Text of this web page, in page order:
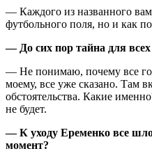
— Каждого из названного
футбольного поля, но и как
— До сих пор тайна для
— Не понимаю, почему все
моему, все уже сказано. Там
обстоятельства. Какие
не будет.
— К уходу Еременко все
момент?